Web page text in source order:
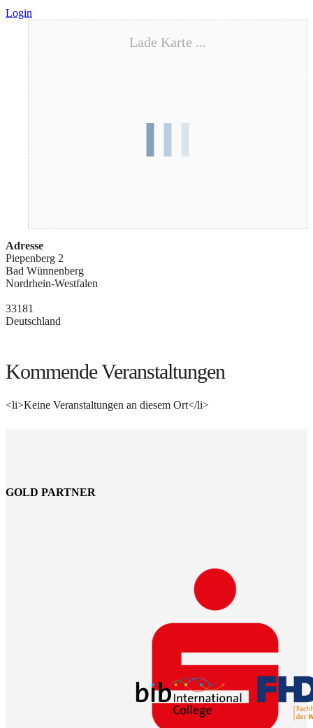
Login
Lade Karte ...
Adresse
Piepenberg 2
Bad Wünnenberg
Nordrhein-Westfalen
33181
Deutschland
Kommende Veranstaltungen
<li>Keine Veranstaltungen an diesem Ort</li>
GOLD PARTNER